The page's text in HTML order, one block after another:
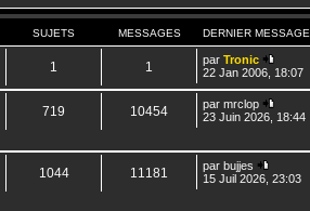
SUJETS MESSAGES DERNIER MESSAGE
1 1 parTronic
22 Jan 2006, 18:07
719 10454 parmrclop
23 Juin 2026, 18:44
1044 11181 parbujjes
15 Juil 2026, 23:03